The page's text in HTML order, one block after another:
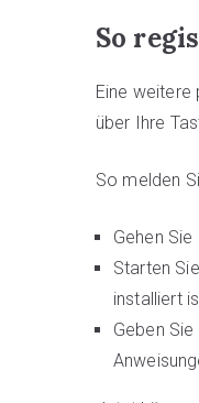
So
Eine
über Ihre
So melden
Gehen
Starten
installiert
Geben